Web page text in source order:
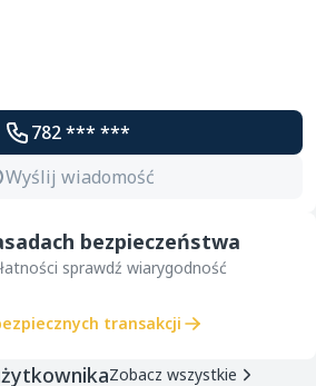
782 *** ***
Wyślij wiadomość
bezpieczeństwa
sprawdź wiarygodność
transakcji
Zobacz wszystkie